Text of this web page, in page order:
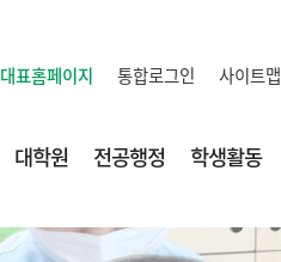
대표홈페이지 통합로그인 사이트맵
대학원 전공행정 학생활동